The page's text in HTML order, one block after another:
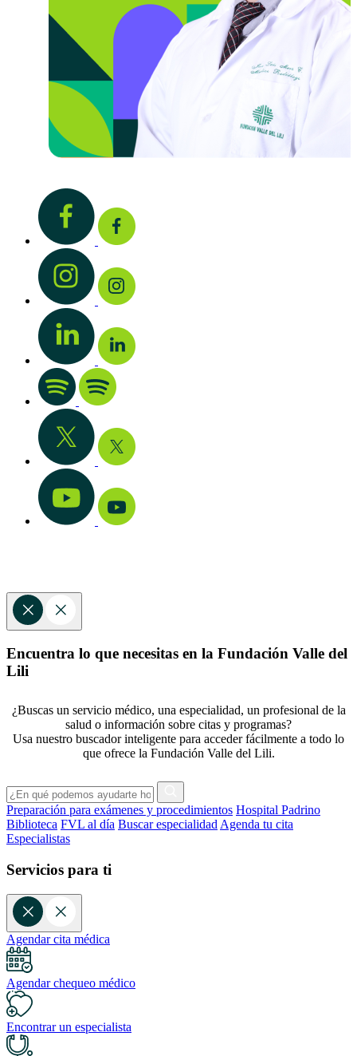
Encuentra lo que necesitas en la Fundación Valle del
Lili
¿Buscas un servicio médico, una especialidad, un profesional de la
salud o información sobre citas y programas?
Usa nuestro buscador inteligente para acceder fácilmente a todo lo
que ofrece la Fundación Valle del Lili.
Preparación para exámenes y procedimientos Hospital Padrino
Biblioteca FVL al día Buscar especialidad Agenda tu cita
Especialistas
Servicios para ti
Agendar cita médica
Agendar chequeo médico
Encontrar un especialista